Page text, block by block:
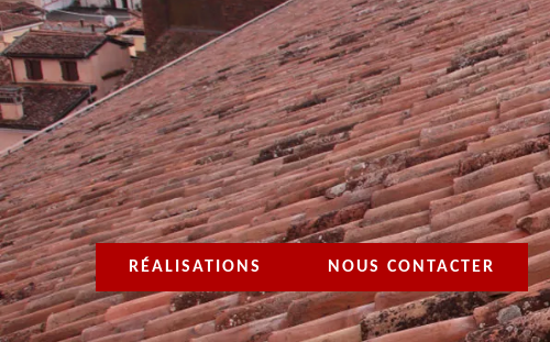
RÉALISATIONS NOUS CONTACTER